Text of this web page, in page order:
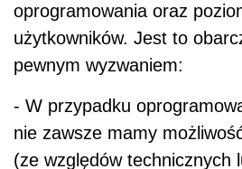
oprogramowania oraz
użytkowników. Jest to
pewnym wyzwaniem:
- W przypadku
nie zawsze mamy
(ze względów technicznych